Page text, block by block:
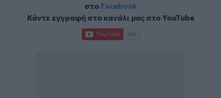
στο Facebook
Κάντε εγγραφή στο κανάλι μας στοYouTube